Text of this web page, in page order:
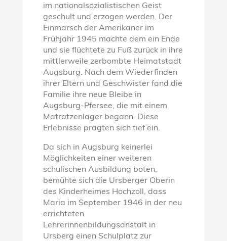
im nationalsozialistischen Geist
geschult und erzogen werden. Der
Einmarsch der Amerikaner im
Frühjahr 1945 machte dem ein Ende
und sie flüchtete zu Fuß zurück in ihre
mittlerweile zerbombte Heimatstadt
Augsburg. Nach dem Wiederfinden
ihrer Eltern und Geschwister fand die
Familie ihre neue Bleibe in
Augsburg-Pfersee, die mit einem
Matratzenlager begann. Diese
Erlebnisse prägten sich tief ein.
Da sich in Augsburg keinerlei
Möglichkeiten einer weiteren
schulischen Ausbildung boten,
bemühte sich die Ursberger Oberin
des Kinderheimes Hochzoll, dass
Maria im September 1946 in der neu
errichteten
Lehrerinnenbildungsanstalt in
Ursberg einen Schulplatz zur